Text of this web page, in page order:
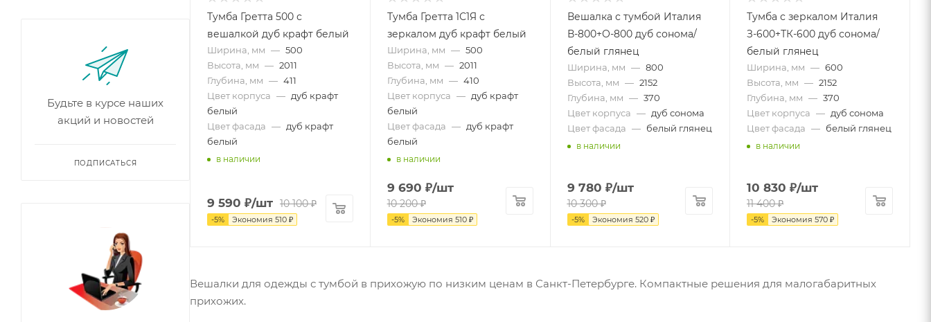
Тумба Гретта 500 с
вешалкой дуб крафт белый
Ширина, мм — 500
Высота, мм — 2011
Глубина, мм — 411
Цвет корпуса — дуб крафт
белый
Цвет фасада — дуб крафт
белый
в наличии
9 590 ₽/шт 10 100₽
-5% Экономия 510 ₽
Тумба Гретта 1С1Я с
зеркалом дуб крафт белый
Ширина, мм — 500
Высота, мм — 2011
Глубина, мм — 410
Цвет корпуса — дуб крафт
белый
Цвет фасада — дуб крафт
белый
в наличии
9 690 ₽/шт
10 200₽
-5% Экономия 510₽
Вешалка с тумбой Италия
В-800+О-800 дуб сонома/
белый глянец
Ширина, мм — 800
Высота, мм — 2152
Глубина, мм — 370
Цвет корпуса — дуб сонома
Цвет фасада — белый глянец
в наличии
9 780 ₽/шт
10 300₽
-5% Экономия 520₽
Тумба с зеркалом Италия
З-600+ТК-600 дуб сонома/
белый глянец
Ширина, мм — 600
Высота, мм — 2152
Глубина, мм — 370
Цвет корпуса — дуб сонома
Цвет фасада — белый глянец
в наличии
10 830 ₽/шт
11 400₽
-5% Экономия570 ₽
Вешалки для одежды с тумбой в прихожую по низким ценам в Санкт-Петербурге. Компактные решения для малогабаритных
прихожих.
Будьте в курсе наших
акций и новостей
ПОДПИСАТЬСЯ